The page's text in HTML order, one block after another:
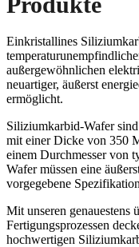
Einkristallines
außergewöhnlichen
neuartiger, äußerst
ermöglicht.
Siliziumkarbid-Wafer
mit einer Dicke von 350
einem Durchmesser von
Wafer müssen eine
vorgegebene
Mit unseren genauestens
Fertigungsprozessen
hochwertigen